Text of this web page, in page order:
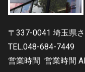
〒337-0041 埼玉県
TEL.048-684-7449
営業時間 営業時間